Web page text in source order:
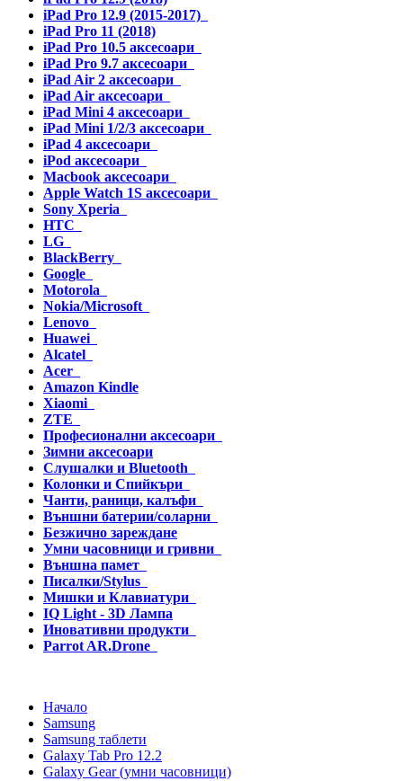
iPad Pro 12.9 (2015-2017)
iPad Pro 11 (2018)
iPad Pro 10.5 аксесоари
iPad Pro 9.7 аксесоари
iPad Air 2 аксесоари
iPad Air аксесоари
iPad Mini 4 аксесоари
iPad Mini 1/2/3 аксесоари
iPad 4 аксесоари
iPod аксесоари
Macbook аксесоари
Apple Watch 1S аксесоари
Sony Xperia
HTC
LG
BlackBerry
Google
Motorola
Nokia/Microsoft
Lenovo
Huawei
Alcatel
Acer
Amazon Kindle
Xiaomi
ZTE
Професионални аксесоари
Зимни аксесоари
Слушалки и Bluetooth
Колонки и Спийкъри
Чанти, раници, калъфи
Външни батерии/соларни
Безжично зареждане
Умни часовници и гривни
Външна памет
Писалки/Stylus
Мишки и Клавиатури
IQ Light - 3D Лампа
Иновативни продукти
Parrot AR.Drone
Начало
Samsung
Samsung таблети
Galaxy Tab Pro 12.2
Galaxy Gear (умни часовници)